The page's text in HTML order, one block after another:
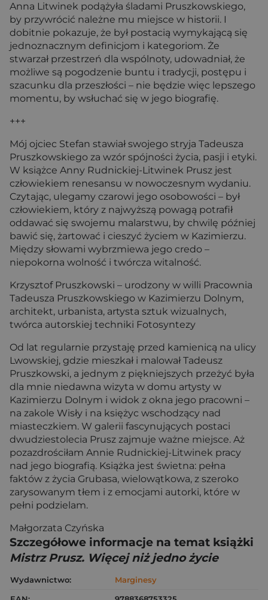
Anna Litwinek podążyła śladami Pruszkowskiego,
by przywrócić należne mu miejsce w historii. I
dobitnie pokazuje, że był postacią wymykającą się
jednoznacznym definicjom i kategoriom. Że
stwarzał przestrzeń dla wspólnoty, udowadniał, że
możliwe są pogodzenie buntu i tradycji, postępu i
szacunku dla przeszłości – nie będzie więc lepszego
momentu, by wsłuchać się w jego biografię.
+++
Mój ojciec Stefan stawiał swojego stryja Tadeusza
Pruszkowskiego za wzór spójności życia, pasji i etyki.
W książce Anny Rudnickiej-Litwinek Prusz jest
człowiekiem renesansu w nowoczesnym wydaniu.
Czytając, ulegamy czarowi jego osobowości – był
człowiekiem, który z najwyższą powagą potrafił
oddawać się swojemu malarstwu, by chwilę później
bawić się, żartować i cieszyć życiem w Kazimierzu.
Między słowami wybrzmiewa jego credo –
niepokorna wolność i twórcza witalność.
Krzysztof Pruszkowski – urodzony w willi Pracownia
Tadeusza Pruszkowskiego w Kazimierzu Dolnym,
architekt, urbanista, artysta sztuk wizualnych,
twórca autorskiej techniki Fotosyntezy
Od lat regularnie przystaję przed kamienicą na ulicy
Lwowskiej, gdzie mieszkał i malował Tadeusz
Pruszkowski, a jednym z piękniejszych przeżyć była
dla mnie niedawna wizyta w domu artysty w
Kazimierzu Dolnym i widok z okna jego pracowni –
na zakole Wisły i na księżyc wschodzący nad
miasteczkiem. W galerii fascynujących postaci
dwudziestolecia Prusz zajmuje ważne miejsce. Aż
pozazdrościłam Annie Rudnickiej-Litwinek pracy
nad jego biografią. Książka jest świetna: pełna
faktów z życia Grubasa, wielowątkowa, z szeroko
zarysowanym tłem i z emocjami autorki, które w
pełni podzielam.
Małgorzata Czyńska
Szczegółowe informacje na temat książki
Mistrz Prusz. Więcej niż jedno życie
Wydawnictwo:
Marginesy